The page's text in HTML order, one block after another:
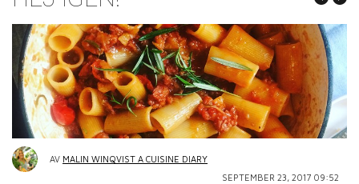
AV MALIN WINQVIST A CUISINE DIARY
SEPTEMBER 23, 2017 09:52